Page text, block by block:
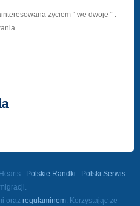
zyciem “ we dwoje “ .
.
: Polskie Randki : Polski Serwis
oraz regulaminem. Korzystając ze